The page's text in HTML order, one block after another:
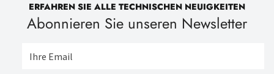
ERFAHREN SIE ALLE TECHNISCHEN NEUIGKEITEN
Abonnieren Sie unseren Newsletter